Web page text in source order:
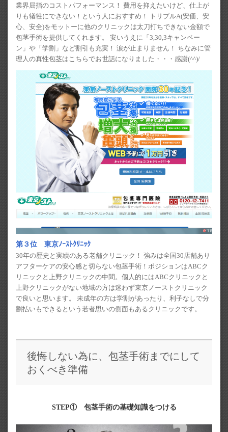
業界屈指のコストパフォーマンス！ 費用を抑えたいけど、仕上が
りも犠牲にできない！という人におすすめ！ トリプルA(安価、安
心、安全)をモットーに他のクリニックは太刀打ちできない金額で
包茎手術を提供してくれます。 安いうえに「3,30,3キャンペー
ン」や「学割」など割引も充実！ 涙が止まりません！ ちなみに管
理人の真性包茎はこちらでお世話になりました・・・感謝(^^)/
第３位 東京ﾉｰｽﾄｸﾘﾆｯｸ
30年の歴史と実績のある老舗クリニック！ 強みは全国30店舗あり
アフターケアの安心感と切らない包茎手術！ポジションはABCク
リニックと上野クリニックの中間。個人的にはABCクリニックと
上野クリニックがない地域の方は迷わず東京ノーストクリニック
で良いと思います。 未成年の方は学割があったり、利子なしで分
割払いもできるという若者思いの側面もあるクリニックです。
後悔しない為に、包茎手術までにして
おくべき準備
STEP① 包茎手術の基礎知識をつける